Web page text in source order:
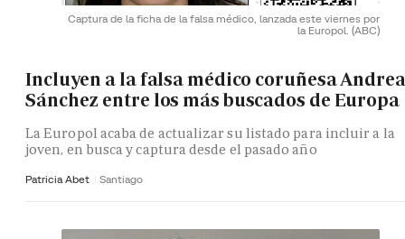
Captura de la ficha de la falsa médico, lanzada este viernes por
la Europol. (ABC)
Incluyen a la falsa médico coruñesa Andrea
Sánchez entre los más buscados de Europa
La Europol acaba de actualizar su listado para incluir a la
joven, en busca y captura desde el pasado año
Patricia Abet Santiago